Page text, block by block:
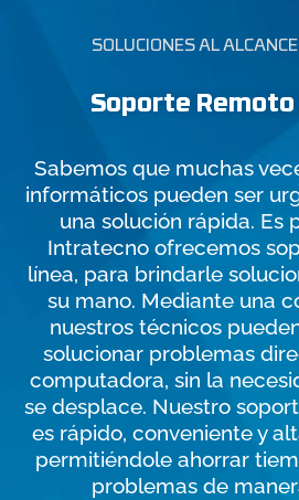
SOLUCIONES AL
Soporte Remoto
Sabemos que muchas
informáticos pueden ser
una solución rápida. Es
Intratecno ofrecemos
línea, para brindarle
su mano. Mediante una
nuestros técnicos
solucionar problemas
computadora, sin la
se desplace. Nuestro
es rápido, conveniente y
permitiéndole ahorrar
problemas de